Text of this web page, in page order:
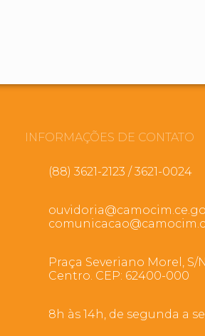
INFORMAÇÕES DE CONTATO
(88) 3621-2123 / 3621-0024
Praça Severiano Morel, S/
Centro. CEP: 62400-000
8h às 14h, de segunda a